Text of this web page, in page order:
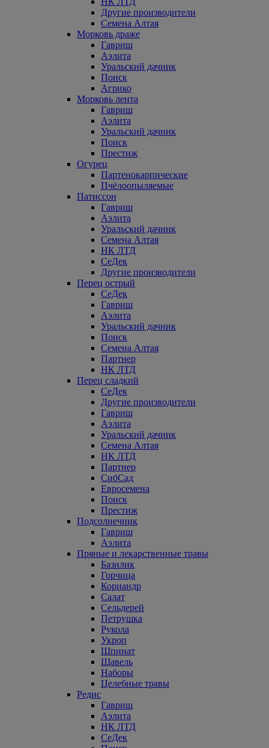
Другие производители
Семена Алтая
Морковь драже
Гавриш
Аэлита
Уральский дачник
Поиск
Агрико
Морковь лента
Гавриш
Аэлита
Уральский дачник
Поиск
Престиж
Огурец
Партенокарпические
Пчёлоопыляемые
Патиссон
Гавриш
Аэлита
Уральский дачник
Семена Алтая
НК ЛТД
СеДек
Другие производители
Перец острый
СеДек
Гавриш
Аэлита
Уральский дачник
Поиск
Семена Алтая
Партнер
НК ЛТД
Перец сладкий
СеДек
Другие производители
Гавриш
Аэлита
Уральский дачник
Семена Алтая
НК ЛТД
Партнер
СибСад
Евросемена
Поиск
Престиж
Подсолнечник
Гавриш
Аэлита
Пряные и лекарственные травы
Базилик
Горчица
Кориандр
Салат
Сельдерей
Петрушка
Рукола
Укроп
Шпинат
Щавель
Наборы
Целебные травы
Редис
Гавриш
Аэлита
НК ЛТД
СеДек